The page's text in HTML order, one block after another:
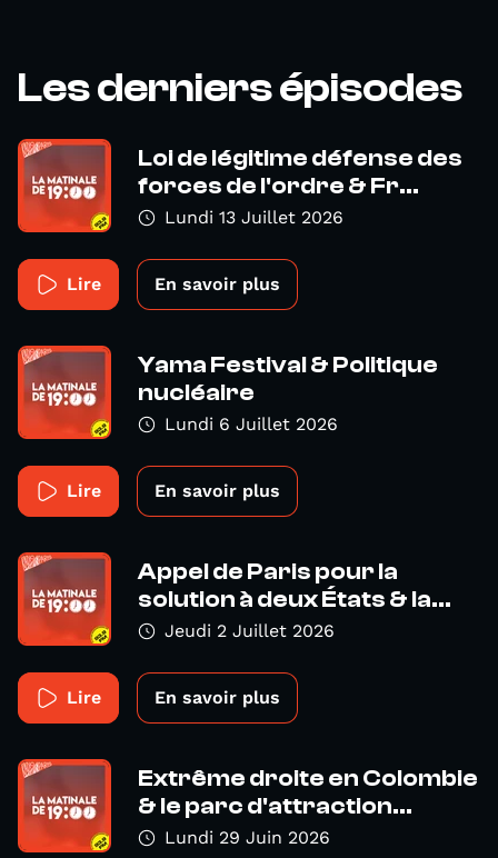
Les derniers épisodes
Loi de légitime défense des
forces de l'ordre & Fr...
Lundi 13 Juillet 2026
Lire En savoir plus
Yama Festival & Politique
nucléaire
Lundi 6 Juillet 2026
Lire En savoir plus
Appel de Paris pour la
solution à deux États & la...
Jeudi 2 Juillet 2026
Lire En savoir plus
Extrême droite en Colombie
& le parc d'attraction...
Lundi 29 Juin 2026